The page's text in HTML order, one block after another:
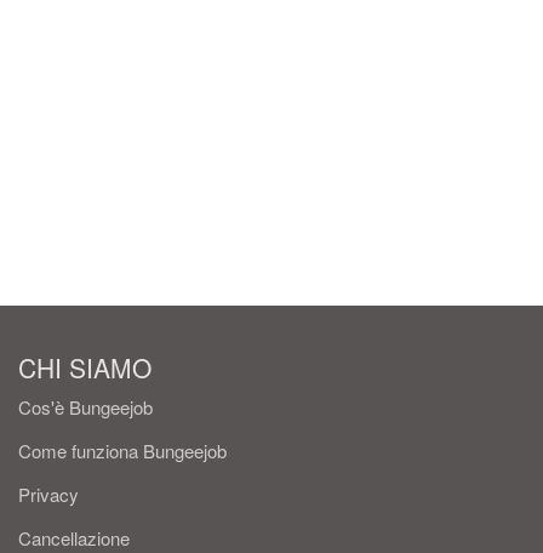
CHI SIAMO
Cos'è Bungeejob
Come funziona Bungeejob
Privacy
Cancellazione